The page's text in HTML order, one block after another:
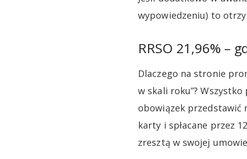
wypowiedzeniu) to
RRSO 21,96% –
Dlaczego na stronie
w skali roku”?
obowiązek przedstawić
karty i spłacane przez
zresztą w swojej